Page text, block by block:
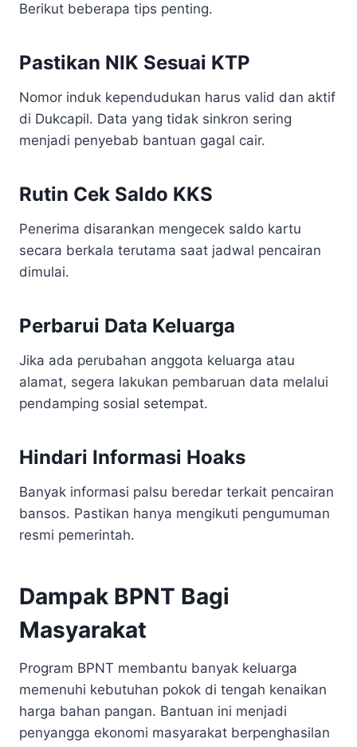
Berikut beberapa tips penting.
Pastikan NIK Sesuai KTP
Nomor induk kependudukan harus valid dan aktif
di Dukcapil. Data yang tidak sinkron sering
menjadi penyebab bantuan gagal cair.
Rutin Cek Saldo KKS
Penerima disarankan mengecek saldo kartu
secara berkala terutama saat jadwal pencairan
dimulai.
Perbarui Data Keluarga
Jika ada perubahan anggota keluarga atau
alamat, segera lakukan pembaruan data melalui
pendamping sosial setempat.
Hindari Informasi Hoaks
Banyak informasi palsu beredar terkait pencairan
bansos. Pastikan hanya mengikuti pengumuman
resmi pemerintah.
Dampak BPNT Bagi
Masyarakat
Program BPNT membantu banyak keluarga
memenuhi kebutuhan pokok di tengah kenaikan
harga bahan pangan. Bantuan ini menjadi
penyangga ekonomi masyarakat berpenghasilan